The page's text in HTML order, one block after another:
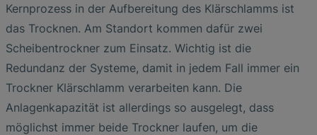
Kernprozess in der Aufbereitung des Klärschlamms ist
das Trocknen. Am Standort kommen dafür zwei
Scheibentrockner zum Einsatz. Wichtig ist die
Redundanz der Systeme, damit in jedem Fall immer ein
Trockner Klärschlamm verarbeiten kann. Die
Anlagenkapazität ist allerdings so ausgelegt, dass
möglichst immer beide Trockner laufen, um die